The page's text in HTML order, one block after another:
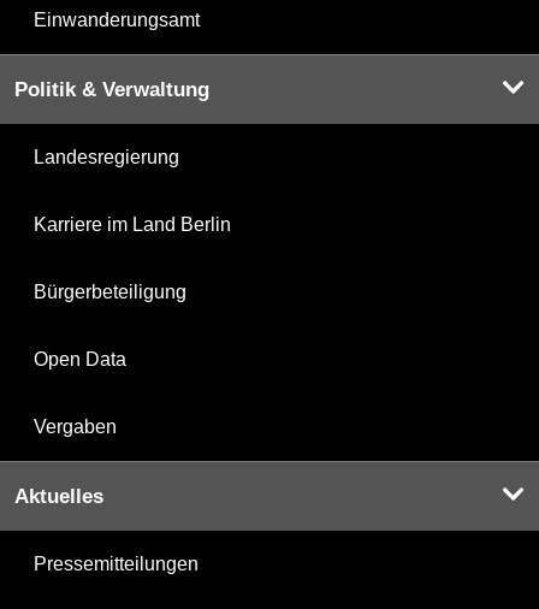
Einwanderungsamt
Politik & Verwaltung
Landesregierung
Karriere im Land Berlin
Bürgerbeteiligung
Open Data
Vergaben
Aktuelles
Pressemitteilungen